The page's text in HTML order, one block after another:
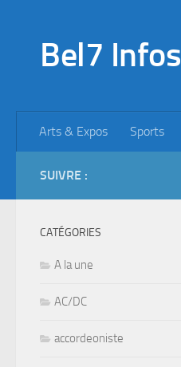
Bel7 Infos
Arts & Expos Sports
SUIVRE :
CATÉGORIES
A la une
AC/DC
accordeoniste